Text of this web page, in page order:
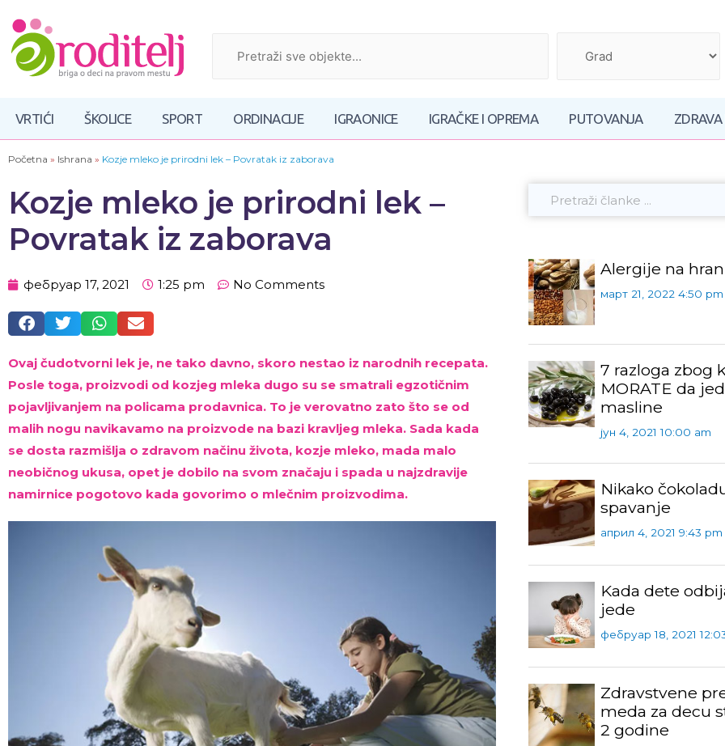
VRTIĆI ŠKOLICE SPORT ORDINACIJE IGRAONICE IGRAČKE I OPREMA PUTOVANJA
Početna » Ishrana » Kozje mleko je prirodni lek – Povratak iz zaborava
Kozje mleko je prirodni lek –
Povratak iz zaborava
фебруар 17, 2021 1:25 pm No Comments
Ovaj čudotvorni lek je, ne tako davno, skoro nestao iz narodnih recepata.
Posle toga, proizvodi od kozjeg mleka dugo su se smatrali egzotičnim
pojavljivanjem na policama prodavnica. To je verovatno zato što se od
malih nogu navikavamo na proizvode na bazi kravljeg mleka. Sada kada
se dosta razmišlja o zdravom načinu života, kozje mleko, mada malo
neobičnog ukusa, opet je dobilo na svom značaju i spada u najzdravije
namirnice pogotovo kada govorimo o mlečnim proizvodima.
Alergije na
март 21, 2022 4:50 pm
7 razloga zbog
MORATE da
masline
јун 4, 2021 10:00 am
Nikako
spavanje
април 4, 2021 9:43 pm
Kada dete
jede
фебруар 18, 2021
Zdravstvene
meda za decu
2 godine